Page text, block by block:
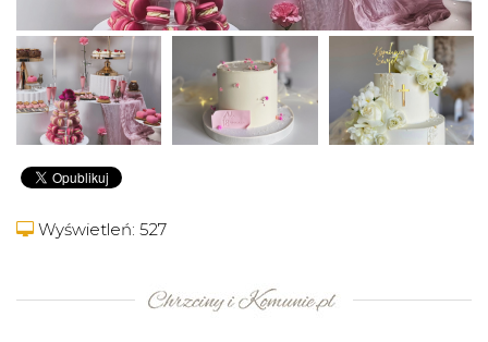
Wyświetleń: 527